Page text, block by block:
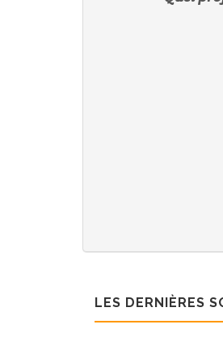
LES DERNIÈRES